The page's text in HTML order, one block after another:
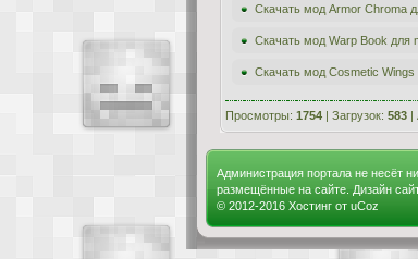
Скачать мод Armor Chroma
Скачать мод Warp Book для
Скачать мод Cosmetic Wings
Просмотры: 1754| Загрузок: 583|
Администрация портала не несёт
размещённые на сайте. Дизайн
© 2012-2016 Хостинг от uCoz